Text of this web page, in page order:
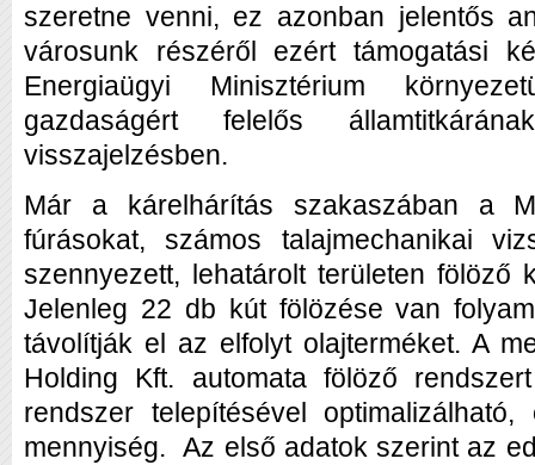
szeretne venni, ez azonban jelentős
városunk részéről ezért támogatási
Energiaügyi Minisztérium
gazdaságért felelős
visszajelzésben.
Már a kárelhárítás szakaszában a
fúrásokat, számos talajmechanikai
szennyezett, lehatárolt területen fölöző
Jelenleg 22 db kút fölözése van
távolítják el az elfolyt olajterméket. A
Holding Kft. automata fölöző
rendszer telepítésével
mennyiség. Az első adatok szerint az